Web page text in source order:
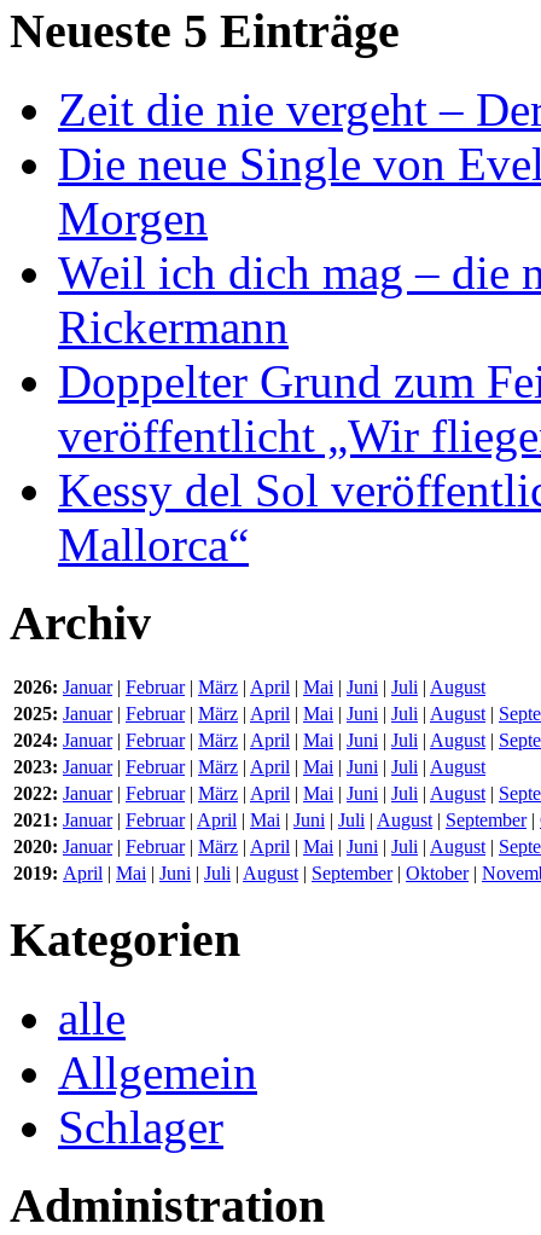
Neueste 5 Einträge
Zeit die nie vergeht –
Die neue Single von
Morgen
Weil ich dich mag – die
Rickermann
Doppelter Grund zum
veröffentlicht „Wir
Kessy del Sol
Mallorca“
Archiv
2026: Januar| Februar| März | April | Mai | Juni | Juli | August
2025: Januar| Februar| März | April | Mai | Juni | Juli | August|
2024: Januar| Februar| März | April | Mai | Juni | Juli | August|
2023: Januar| Februar| März | April | Mai | Juni | Juli | August
2022: Januar| Februar| März | April | Mai | Juni | Juli | August|
2021: Januar| Februar| April | Mai | Juni | Juli | August| September|
2020: Januar| Februar| März | April | Mai | Juni | Juli | August|
2019: April | Mai | Juni | Juli | August| September| Oktober|
Kategorien
alle
Allgemein
Schlager
Administration